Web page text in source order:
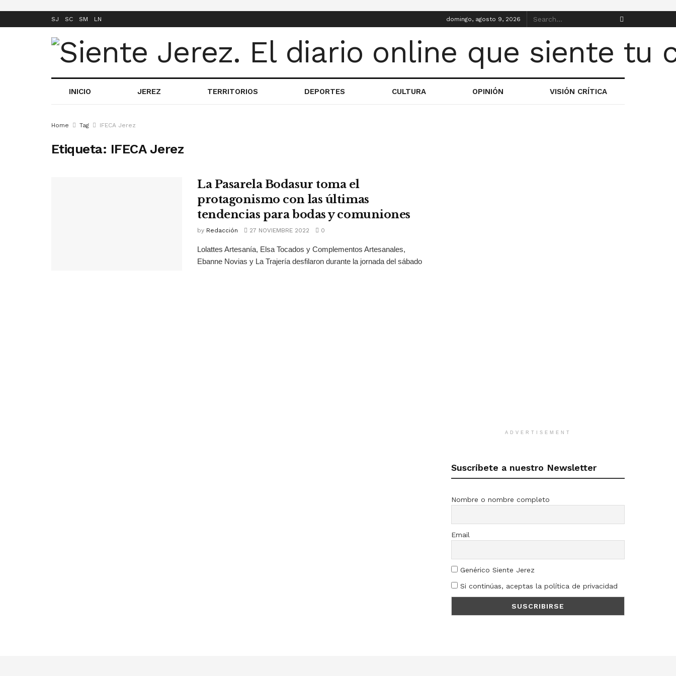
SJ SC SM LN domingo, agosto 9, 2026
INICIO JEREZ TERRITORIOS DEPORTES CULTURA OPINIÓN VISIÓN CRÍTICA
Home Tag IFECA Jerez
Etiqueta: IFECA Jerez
La Pasarela Bodasur toma el
protagonismo con las últimas
tendencias para bodas y comuniones
by Redacción 27 NOVIEMBRE 2022 0
Lolattes Artesanía, Elsa Tocados y Complementos Artesanales,
Ebanne Novias y La Trajería desfilaron durante la jornada del sábado
ADVERTISEMENT
Suscríbete a nuestro Newsletter
Nombre o nombre completo
Email
Genérico Siente Jerez
Si continúas, aceptas la política de privacidad